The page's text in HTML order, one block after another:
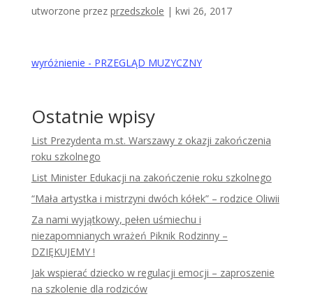
utworzone przez przedszkole | kwi 26, 2017
wyróżnienie - PRZEGLĄD MUZYCZNY
Ostatnie wpisy
List Prezydenta m.st. Warszawy z okazji zakończenia
roku szkolnego
List Minister Edukacji na zakończenie roku szkolnego
“Mała artystka i mistrzyni dwóch kółek” – rodzice Oliwii
Za nami wyjątkowy, pełen uśmiechu i
niezapomnianych wrażeń Piknik Rodzinny –
DZIĘKUJEMY !
Jak wspierać dziecko w regulacji emocji – zaproszenie
na szkolenie dla rodziców